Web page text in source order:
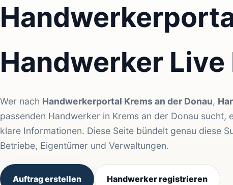
Handwerker Live
Wer nach Handwerkerportal Krems an der Donau,
passenden Handwerker in Krems an der Donau
klare Informationen. Diese Seite bündelt genau diese
Betriebe, Eigentümer und Verwaltungen.
Auftrag erstellen Handwerker registrieren